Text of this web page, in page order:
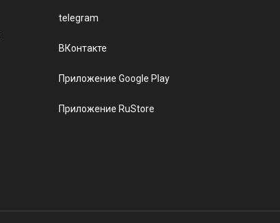
telegram
ВКонтакте
Приложение Google Play
Приложение RuStore